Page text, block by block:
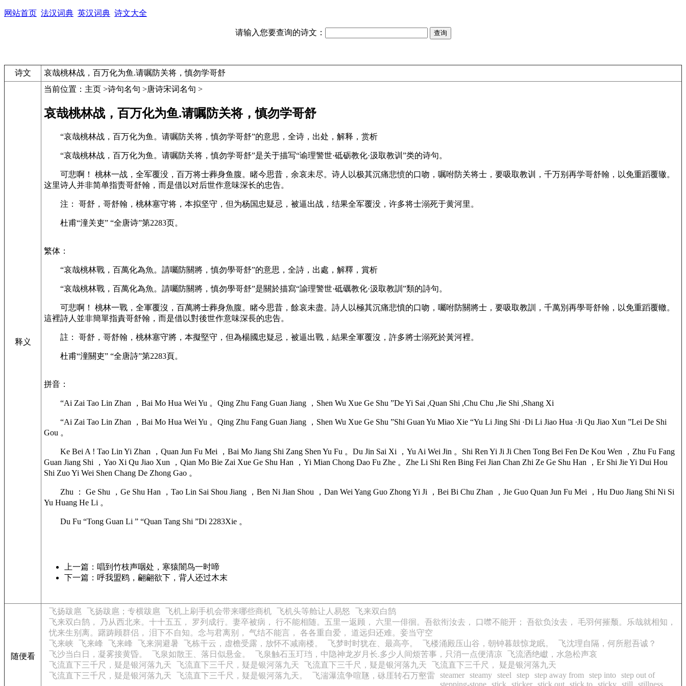
网站首页 法汉词典 英汉词典 诗文大全
请输入您要查询的诗文：
诗文 哀哉桃林战，百万化为鱼.请嘱防关将，慎勿学哥舒
释义
当前位置： 主页 >诗句名句 >唐诗宋词名句 >
哀哉桃林战，百万化为鱼.请嘱防关将，慎勿学哥舒
“哀哉桃林战，百万化为鱼。请嘱防关将，慎勿学哥舒”的意思，全诗，出处，解释，赏析
“哀哉桃林战，百万化为鱼。请嘱防关将，慎勿学哥舒”是关于描写“谕理警世·砥砺教化·汲取教训”类的诗句。
可悲啊！ 桃林一战，全军覆没，百万将士葬身鱼腹。睹今思昔，余哀未尽。诗人以极其沉痛悲愤的口吻，嘱咐防关将士，要吸取教训，千万别再学哥舒翰，以免重蹈覆辙。
这里诗人并非简单指责哥舒翰，而是借以对后世作意味深长的忠告。
注： 哥舒，哥舒翰，桃林塞守将，本拟坚守，但为杨国忠疑忌，被逼出战，结果全军覆没，许多将士溺死于黄河里。
杜甫“潼关吏” “全唐诗”第2283页。
繁体：
“哀哉桃林戰，百萬化為魚。請囑防關將，慎勿學哥舒”的意思，全詩，出處，解釋，賞析
“哀哉桃林戰，百萬化為魚。請囑防關將，慎勿學哥舒”是關於描寫“諭理警世·砥礪教化·汲取教訓”類的詩句。
可悲啊！ 桃林一戰，全軍覆沒，百萬將士葬身魚腹。睹今思昔，餘哀未盡。詩人以極其沉痛悲憤的口吻，囑咐防關將士，要吸取教訓，千萬別再學哥舒翰，以免重蹈覆轍。
這裡詩人並非簡單指責哥舒翰，而是借以對後世作意味深長的忠告。
註： 哥舒，哥舒翰，桃林塞守將，本擬堅守，但為楊國忠疑忌，被逼出戰，結果全軍覆沒，許多將士溺死於黃河裡。
杜甫“潼關吏” “全唐詩”第2283頁。
拼音：
“Ai Zai Tao Lin Zhan ，Bai Mo Hua Wei Yu 。Qing Zhu Fang Guan Jiang ，Shen Wu Xue Ge Shu ”De Yi Sai ,Quan Shi ,Chu Chu ,Jie Shi ,Shang Xi
“Ai Zai Tao Lin Zhan ，Bai Mo Hua Wei Yu 。Qing Zhu Fang Guan Jiang ，Shen Wu Xue Ge Shu ”Shi Guan Yu Miao Xie “Yu Li Jing Shi ·Di Li Jiao Hua ·Ji Qu Jiao Xun ”Lei De Shi
Gou 。
Ke Bei A ! Tao Lin Yi Zhan ，Quan Jun Fu Mei ，Bai Mo Jiang Shi Zang Shen Yu Fu 。Du Jin Sai Xi ，Yu Ai Wei Jin 。Shi Ren Yi Ji Ji Chen Tong Bei Fen De Kou Wen ，Zhu Fu Fang
Guan Jiang Shi ，Yao Xi Qu Jiao Xun ，Qian Mo Bie Zai Xue Ge Shu Han ，Yi Mian Chong Dao Fu Zhe 。Zhe Li Shi Ren Bing Fei Jian Chan Zhi Ze Ge Shu Han ，Er Shi Jie Yi Dui Hou
Shi Zuo Yi Wei Shen Chang De Zhong Gao 。
Zhu ： Ge Shu ，Ge Shu Han ，Tao Lin Sai Shou Jiang ，Ben Ni Jian Shou ，Dan Wei Yang Guo Zhong Yi Ji ，Bei Bi Chu Zhan ，Jie Guo Quan Jun Fu Mei ，Hu Duo Jiang Shi Ni Si
Yu Huang He Li 。
Du Fu “Tong Guan Li ” “Quan Tang Shi ”Di 2283Xie 。
上一篇：唱到竹枝声咽处，寒猿闇鸟一时啼
下一篇：呼我盟鸥，翩翩欲下，背人还过木末
随便看
飞扬跋扈 飞扬跋扈；专横跋扈 飞机上刷手机会带来哪些商机 飞机头等舱让人易怒
飞来双白鹄
飞来双白鹄， 乃从西北来。十十五五， 罗列成行。妻卒被病， 行不能相随。五里一返顾， 六里一俳徊。吾欲衔汝去， 口噤不能开； 吾欲负汝去， 毛羽何摧颓。乐哉就相知，
忧来生别离。躇踌顾群侣， 泪下不自知。念与君离别， 气结不能言， 各各重自爱， 道远归还难。妾当守空
飞来峡
飞来峰 飞来峰 飞来洞避暑 飞栋干云，虚檐受露，放怀不减南楼。 飞梦时时犹在、最高亭。 飞楼涌殿压山谷，朝钟暮鼓惊龙眠。
飞沈理自隔，何所慰吾诚？
飞沙当白日，凝雾接黄昏。
飞泉如散王、落日似悬金。 飞泉触石玉玎珰，中隐神龙岁月长.多少人间烦苦事，只消一点便清凉 飞流洒绝巘，水急松声哀
飞流直下三千尺，疑是银河落九天
飞流直下三千尺，疑是银河落九天 飞流直下三千尺，疑是银河落九天
飞流直下三千尺， 疑是银河落九天
飞流直下三千尺，疑是银河落九天
飞流直下三千尺，疑是银河落九天。 飞湍瀑流争喧豗，砯厓转石万壑雷 steamer steamy steel step step away from step into step out of
stepping-stone stick sticker stick out stick to sticky still stillness